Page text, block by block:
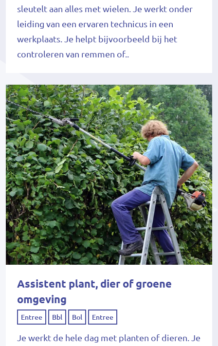
sleutelt aan alles met wielen. Je werkt onder
leiding van een ervaren technicus in een
werkplaats. Je helpt bijvoorbeeld bij het
controleren van remmen of..
Assistent plant, dier of groene
omgeving
Entree Bbl Bol Entree
Je werkt de hele dag met planten of dieren. Je